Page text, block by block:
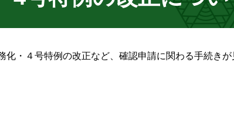
・４号特例の改正など、確認申請に関わる手続き